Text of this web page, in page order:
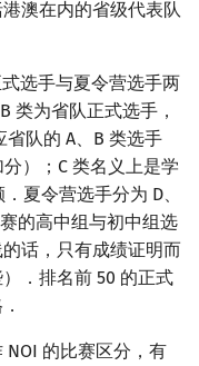
澳在内的省级代表队
选手与夏令营选手两
类为省队正式选手，
省队的 A、B 类选手
分）；C 类名义上是学
夏令营选手分为 D、
的高中组与初中组选
话，只有成绩证明而
．排名前 50 的正式
的比赛区分，有